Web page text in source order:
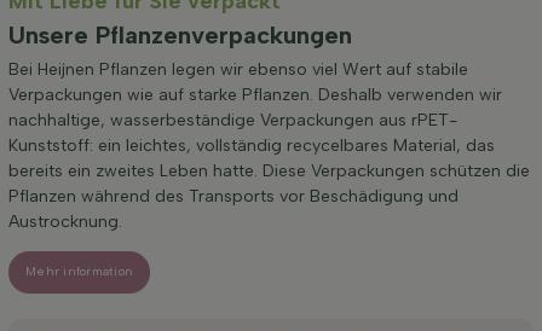
Unsere Pflanzenverpackungen
Bei Heijnen Pflanzen legen wir ebenso viel Wert auf stabile
Verpackungen wie auf starke Pflanzen. Deshalb verwenden wir
nachhaltige, wasserbeständige Verpackungen aus rPET-
Kunststoff: ein leichtes, vollständig recycelbares Material, das
bereits ein zweites Leben hatte. Diese Verpackungen schützen die
Pflanzen während des Transports vor Beschädigung und
Austrocknung.
Mehr information